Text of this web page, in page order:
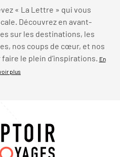
« La Lettre » qui vous
Découvrez en avant-
sur les destinations, les
nos coups de cœur, et nos
le plein d’inspirations. En
plus